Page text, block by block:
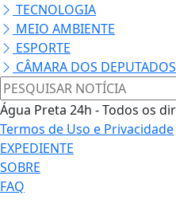
TECNOLOGIA
MEIO AMBIENTE
ESPORTE
CÂMARA DOS DEPUTADOS
Água Preta 24h - Todos os
Termos de Uso e Privacidade
EXPEDIENTE
SOBRE
FAQ